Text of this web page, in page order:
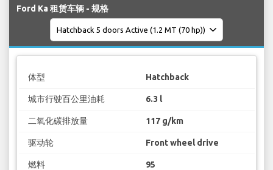
Ford Ka 租赁车辆 - 规格
体型 Hatchback
城市行驶百公里油耗 6.3 l
二氧化碳排放量 117 g/km
驱动轮 Front wheel drive
燃料 95